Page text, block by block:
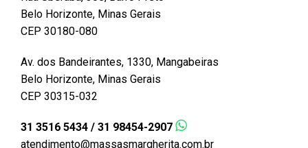
Belo Horizonte, Minas Gerais
CEP 30180-080
Av. dos Bandeirantes, 1330, Mangabeiras
Belo Horizonte, Minas Gerais
CEP 30315-032
31 3516 5434 / 31 98454-2907
atendimento@massasmargherita.com.br